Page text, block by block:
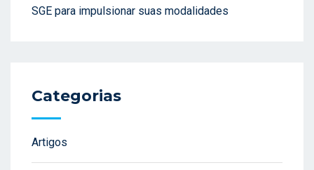
SGE para impulsionar suas modalidades
Categorias
Artigos